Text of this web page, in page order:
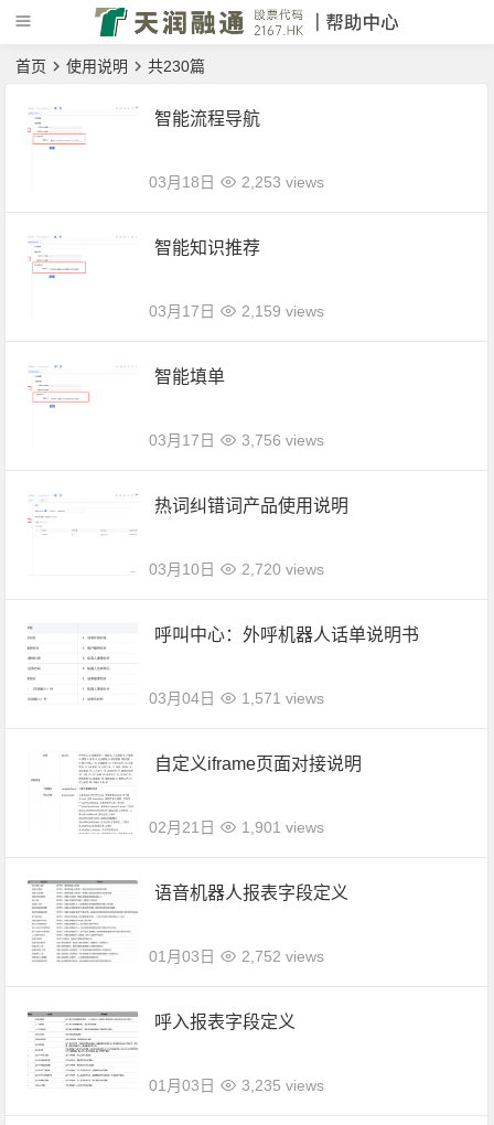
首页 使用说明 共230篇
智能流程导航
03月18日 2,253 views
智能知识推荐
03月17日 2,159 views
智能填单
03月17日 3,756 views
热词纠错词产品使用说明
03月10日 2,720 views
呼叫中心：外呼机器人话单说明书
03月04日 1,571 views
自定义iframe页面对接说明
02月21日 1,901 views
语音机器人报表字段定义
01月03日 2,752 views
呼入报表字段定义
01月03日 3,235 views